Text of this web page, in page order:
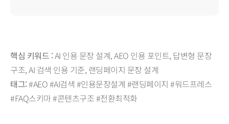
핵심 키워드 :AI 인용 문장 설계, AEO 인용 포인트, 답변형 문장
구조, AI 검색 인용 기준, 랜딩페이지 문장 설계
태그:#AEO #AI검색 #인용문장설계 #랜딩페이지 #워드프레스
#FAQ스키마 #콘텐츠구조 #전환최적화